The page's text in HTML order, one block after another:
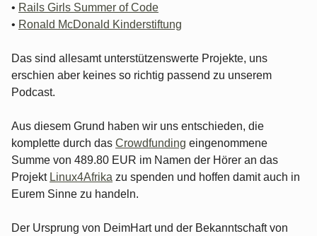
• Rails Girls Summer of Code
• Ronald McDonald Kinderstiftung
Das sind allesamt unterstützenswerte Projekte, uns
erschien aber keines so richtig passend zu unserem
Podcast.
Aus diesem Grund haben wir uns entschieden, die
komplette durch das Crowdfunding eingenommene
Summe von 489.80 EUR im Namen der Hörer an das
Projekt Linux4Afrika zu spenden und hoffen damit auch in
Eurem Sinne zu handeln.
Der Ursprung von DeimHart und der Bekanntschaft von